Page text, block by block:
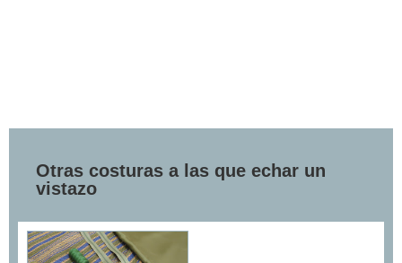
Otras costuras a las que echar un
vistazo